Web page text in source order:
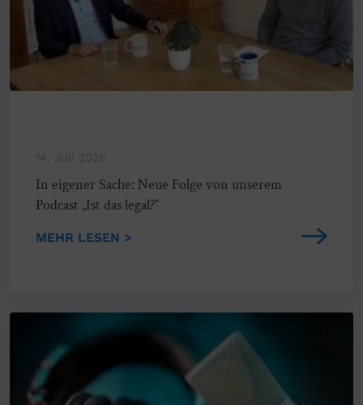
14. Juli 2026
In eigener Sache: Neue Folge von unserem
Podcast „Ist das legal?“
MEHR LESEN >